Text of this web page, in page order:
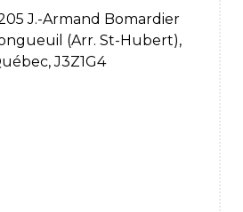
J.-Armand Bomardier
(Arr. St-Hubert),
J3Z1G4